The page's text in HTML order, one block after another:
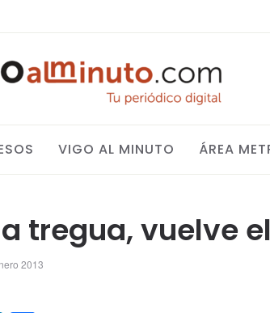
VIGO AL MINUTO ÁREA
tregua, vuelve
2013